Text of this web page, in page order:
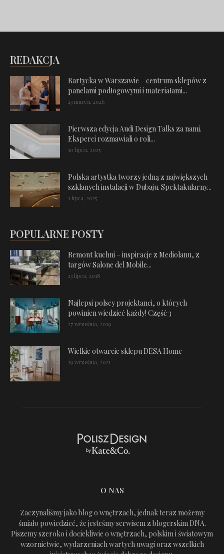
REDAKCJA
Bartycka w Warszawie – centrum sklepów z
panelami podłogowymi i materiałami...
23 marca, 2026
Pierwsza edycja Audi Design Talks za nami.
Eksperci rozmawiali o roli...
10 lipca, 2025
Polska artystka tworzy jedną z największych
szklanych instalacji w Dubaju. Spektakularny...
1 lipca, 2025
POPULARNE POSTY
Remont kuchni – inspiracje z Mediolanu, z
targów Salone del Mobile...
23 lipca, 2018
Najlepsi polscy projektanci, o których
powinien wiedzieć każdy! Część 3
27 września, 2019
Wielkie otwarcie sklepu DESA Home
19 września, 2021
O NAS
Zaczynaliśmy jako blog o wnętrzach, jednak teraz możemy
śmiało powiedzieć, że jesteśmy serwisem z blogerskim DNA.
Piszemy szeroko i dociekliwie o wnętrzach, polskim i światowym
wzornictwie, wydarzeniach wartych uwagi oraz wszelkich